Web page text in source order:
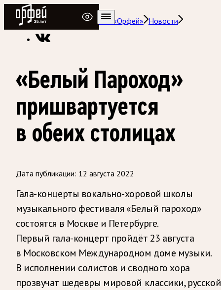
Радио Орфей
Радио классической музыки «Орфей» Новости
«Белый Пароход»
пришвартуется
в обеих столицах
Дата публикации: 12 августа 2022
Гала-концерты вокально-хоровой школы
музыкального фестиваля «Белый пароход»
состоятся в Москве и Петербурге.
Первый гала-концерт пройдёт 23 августа
в Московском Международном доме музыки.
В исполнении солистов и сводного хора
прозвучат шедевры мировой классики, русской